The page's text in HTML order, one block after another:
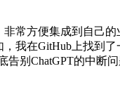
常方便集成到自己
我在GitHub上找到了
告别ChatGPT的中断